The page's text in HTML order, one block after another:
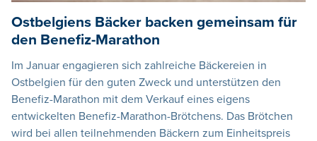
Ostbelgiens Bäcker backen gemeinsam für
den Benefiz-Marathon
Im Januar engagieren sich zahlreiche Bäckereien in
Ostbelgien für den guten Zweck und unterstützen den
Benefiz-Marathon mit dem Verkauf eines eigens
entwickelten Benefiz-Marathon-Brötchens. Das Brötchen
wird bei allen teilnehmenden Bäckern zum Einheitspreis